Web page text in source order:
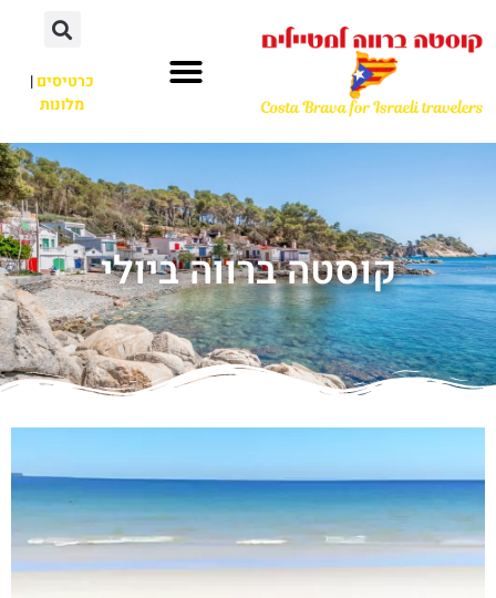
כרטיסים|
מלונות
קוסטה ברווה ביולי